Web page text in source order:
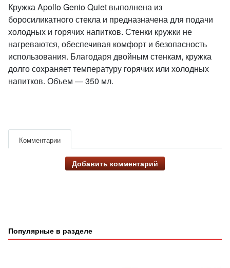
Кружка Apollo Genio Quiet выполнена из
боросиликатного стекла и предназначена для подачи
холодных и горячих напитков. Стенки кружки не
нагреваются, обеспечивая комфорт и безопасность
использования. Благодаря двойным стенкам, кружка
долго сохраняет температуру горячих или холодных
напитков. Объем — 350 мл.
Комментарии
Добавить комментарий
Популярные в разделе